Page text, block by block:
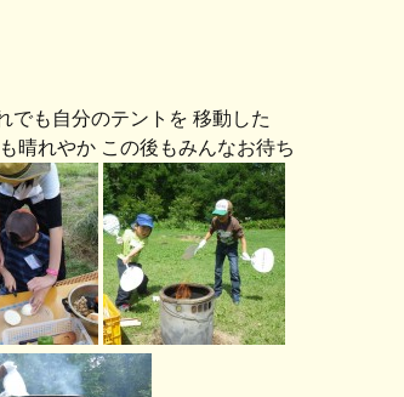
でも自分のテントを 移動した
晴れやか この後もみんなお待ち